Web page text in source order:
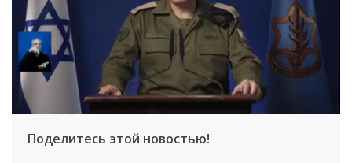
Поделитесь этой новостью!